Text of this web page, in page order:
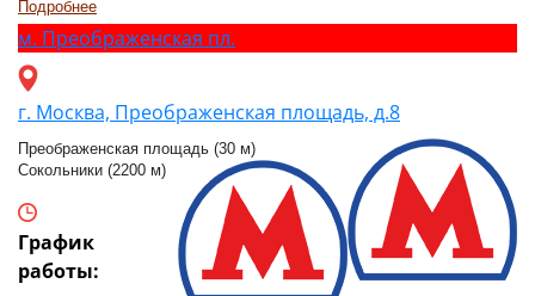
Подробнее
м. Преображенская пл.
г. Москва, Преображенская площадь, д.8
Преображенская площадь (30 м)
Сокольники (2200 м)
График
работы: